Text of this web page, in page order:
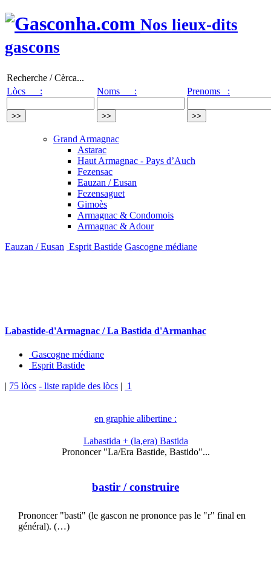
Nos lieux-dits
gascons
Recherche / Cèrca...
Lòcs :
Noms : Prenoms :
Grand Armagnac
Astarac
Haut Armagnac - Pays d’Auch
Fezensac
Eauzan / Eusan
Fezensaguet
Gimoès
Armagnac & Condomois
Armagnac & Adour
Eauzan / Eusan Esprit Bastide Gascogne médiane
Labastide-d'Armagnac / La Bastida d'Armanhac
Gascogne médiane
Esprit Bastide
| 75 lòcs - liste rapide des lòcs | 1
en graphie alibertine :
Labastida + (la,era) Bastida
Prononcer "La/Era Bastide, Bastido"...
bastir / construire
Prononcer "basti" (le gascon ne prononce pas le "r" final en
général). (…)